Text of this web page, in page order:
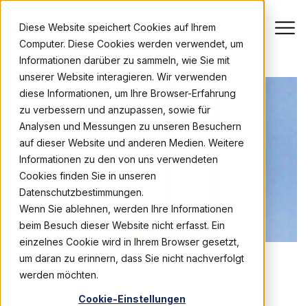
Diese Website speichert Cookies auf Ihrem
Computer. Diese Cookies werden verwendet, um
Informationen darüber zu sammeln, wie Sie mit
unserer Website interagieren. Wir verwenden
diese Informationen, um Ihre Browser-Erfahrung
zu verbessern und anzupassen, sowie für
Analysen und Messungen zu unseren Besuchern
auf dieser Website und anderen Medien. Weitere
Informationen zu den von uns verwendeten
Cookies finden Sie in unseren
Datenschutzbestimmungen.
Wenn Sie ablehnen, werden Ihre Informationen
beim Besuch dieser Website nicht erfasst. Ein
einzelnes Cookie wird in Ihrem Browser gesetzt,
um daran zu erinnern, dass Sie nicht nachverfolgt
werden möchten.
Cookie-Einstellungen